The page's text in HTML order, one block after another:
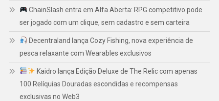
ChainSlash entra em Alfa Aberta: RPG competitivo pode
ser jogado com um clique, sem cadastro e sem carteira
Decentraland lança Cozy Fishing, nova experiência de
pesca relaxante com Wearables exclusivos
Kaidro lança Edição Deluxe de The Relic com apenas
100 Relíquias Douradas escondidas e recompensas
exclusivas no Web3